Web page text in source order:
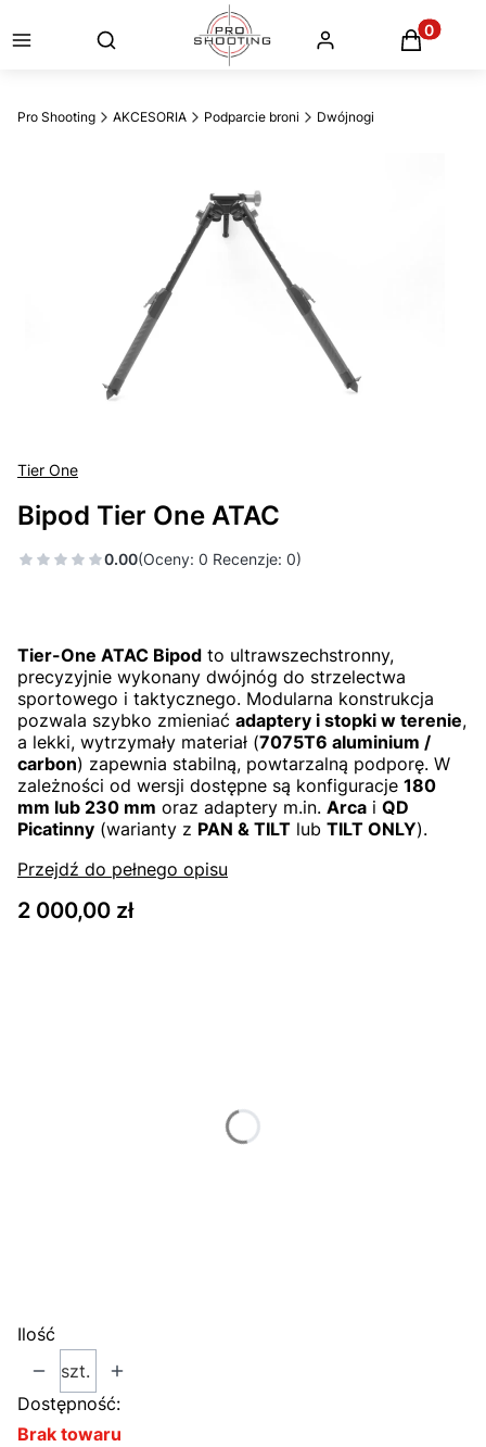
Otwórz wyszukiwarkę
Pro Shooting AKCESORIA Podparcie broni Dwójnogi
Tier One
Bipod Tier One ATAC
0.00(Oceny: 0 Recenzje: 0)
Tier-One ATAC Bipod to ultrawszechstronny,
precyzyjnie wykonany dwójnóg do strzelectwa
sportowego i taktycznego. Modularna konstrukcja
pozwala szybko zmieniać adaptery i stopki w terenie,
a lekki, wytrzymały materiał (7075T6 aluminium /
carbon) zapewnia stabilną, powtarzalną podporę. W
zależności od wersji dostępne są konfiguracje 180
mm lub 230 mm oraz adaptery m.in. Arca i QD
Picatinny (warianty z PAN & TILT lub TILT ONLY).
Przejdź do pełnego opisu
Cena
2 000,00 zł
Ilość
szt.
Dostępność:
Brak towaru